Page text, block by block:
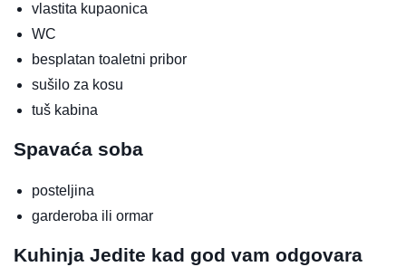
vlastita kupaonica
WC
besplatan toaletni pribor
sušilo za kosu
tuš kabina
Spavaća soba
posteljina
garderoba ili ormar
Kuhinja Jedite kad god vam odgovara